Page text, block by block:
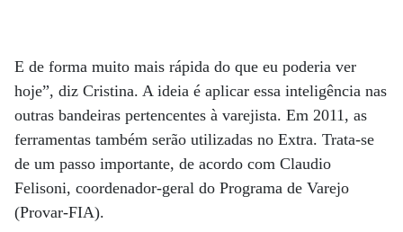
E de forma muito mais rápida do que eu poderia ver
hoje”, diz Cristina. A ideia é aplicar essa inteligência nas
outras bandeiras pertencentes à varejista. Em 2011, as
ferramentas também serão utilizadas no Extra. Trata-se
de um passo importante, de acordo com Claudio
Felisoni, coordenador-geral do Programa de Varejo
(Provar-FIA).